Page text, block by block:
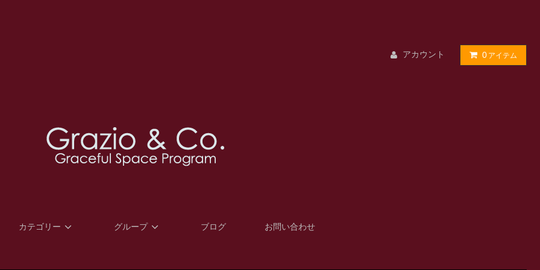
アカウント 0 アイテム
カテゴリー グループ ブログ お問い合わせ